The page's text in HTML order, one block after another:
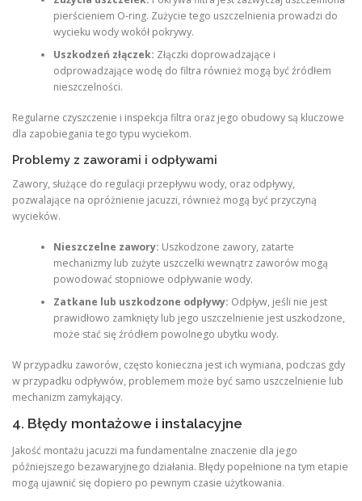
pierścieniem O-ring. Zużycie tego uszczelnienia prowadzi do
wycieku wody wokół pokrywy.
Uszkodzeń złączek: Złączki doprowadzające i
odprowadzające wodę do filtra również mogą być źródłem
nieszczelności.
Regularne czyszczenie i inspekcja filtra oraz jego obudowy są kluczowe
dla zapobiegania tego typu wyciekom.
Problemy z zaworami i odpływami
Zawory, służące do regulacji przepływu wody, oraz odpływy,
pozwalające na opróżnienie jacuzzi, również mogą być przyczyną
wycieków.
Nieszczelne zawory: Uszkodzone zawory, zatarte
mechanizmy lub zużyte uszczelki wewnątrz zaworów mogą
powodować stopniowe odpływanie wody.
Zatkane lub uszkodzone odpływy: Odpływ, jeśli nie jest
prawidłowo zamknięty lub jego uszczelnienie jest uszkodzone,
może stać się źródłem powolnego ubytku wody.
W przypadku zaworów, często konieczna jest ich wymiana, podczas gdy
w przypadku odpływów, problemem może być samo uszczelnienie lub
mechanizm zamykający.
4. Błędy montażowe i instalacyjne
Jakość montażu jacuzzi ma fundamentalne znaczenie dla jego
późniejszego bezawaryjnego działania. Błędy popełnione na tym etapie
mogą ujawnić się dopiero po pewnym czasie użytkowania.